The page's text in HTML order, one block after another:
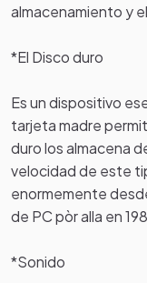
almacenamiento y
*El Disco duro
Es un dispositivo
tarjeta madre
duro los almacena
velocidad de este
enormemente
de PC pòr alla en
*Sonido